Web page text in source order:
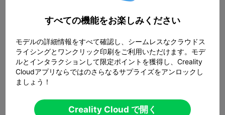
すべての機能をお楽しみください
モデルの詳細情報をすべて確認し、シームレスなクラウドス
ライシングとワンクリック印刷をご利用いただけます。モデ
ルとインタラクションして限定ポイントを獲得し、Creality
Cloudアプリならではのさらなるサプライズをアンロックし
ましょう！
Creality Cloud で開く